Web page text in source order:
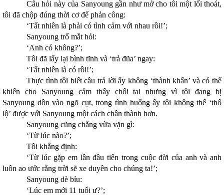
Câu hỏi này của Sanyoung gần như mở cho tôi một lối thoát,
tôi đã chộp đúng thời cơ để phản công:
‘Tất nhiên là phải có tình cảm với nhau rồi!’;
Sanyoung trố mắt hỏi:
‘Anh có không?’;
Tôi đã lấy lại bình tĩnh và ‘trả đũa’ ngay:
‘Tất nhiên là có rồi!’;
Thực tình tôi biết câu trả lời ấy không ‘thành khẩn’ và có thể
khiến cho Sanyoung cảm thấy chối tai nhưng vì tôi đang bị
Sanyoung dồn vào ngõ cụt, trong tình huống ấy tôi không thể ‘thổ
lộ’ được với Sanyoung một cách chân thành hơn.
Sanyoung cũng chẳng vừa vặn gì:
‘Từ lúc nào?’;
Tôi khẳng định:
‘Từ lúc gặp em lần đầu tiên trong cuộc đời của anh và anh
luôn ao ước rằng trời sẽ xe duyên cho chúng ta!’;
Sanyoung dè bỉu:
‘Lúc em mới 11 tuổi ư?’;